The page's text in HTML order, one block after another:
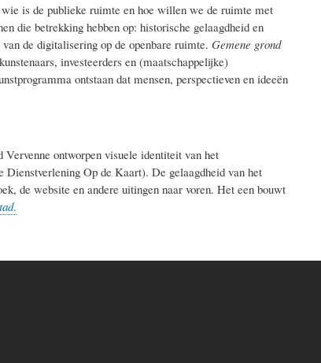
is de publieke ruimte en hoe willen we de ruimte met
die betrekking hebben op: historische gelaagdheid en
de digitalisering op de openbare ruimte. Gemene grond
investeerders en (maatschappelijke)
ontstaan dat mensen, perspectieven en ideeën
ontworpen visuele identiteit van het
Op de Kaart). De gelaagdheid van het
de website en andere uitingen naar voren. Het een bouwt
.